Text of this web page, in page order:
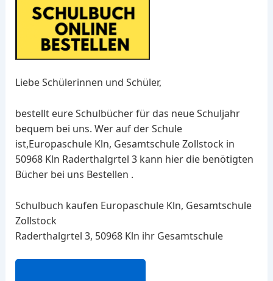
Liebe Schülerinnen und Schüler,
bestellt eure Schulbücher für das neue Schuljahr
bequem bei uns. Wer auf der Schule
ist,Europaschule Kln, Gesamtschule Zollstock in
50968 Kln Raderthalgrtel 3 kann hier die benötigten
Bücher bei uns Bestellen .
Schulbuch kaufen Europaschule Kln, Gesamtschule
Zollstock
Raderthalgrtel 3, 50968 Kln ihr Gesamtschule